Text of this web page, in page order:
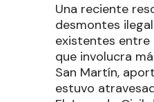
Una reciente
desmontes
existentes
que involucra
San Martín,
estuvo